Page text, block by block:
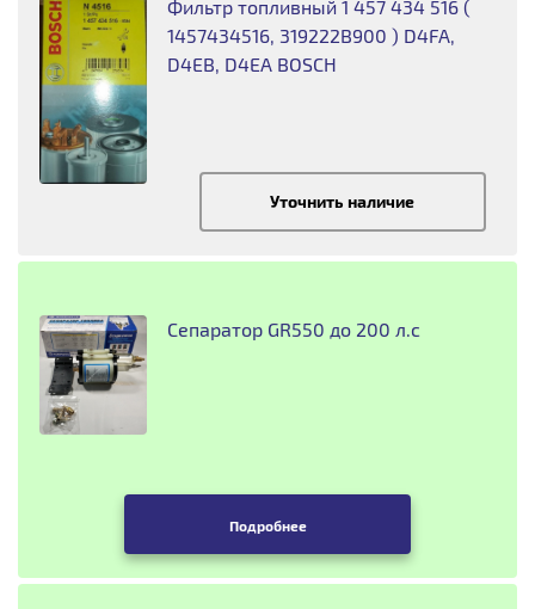
Фильтр топливный 1 457 434 516 (
1457434516, 319222B900 ) D4FA,
D4EB, D4EA BOSCH
Уточнить наличие
Сепаратор GR550 до 200 л.с
Подробнее